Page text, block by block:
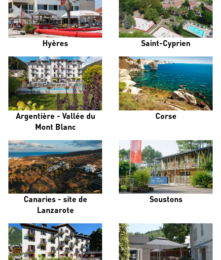
Hyères Saint-Cyprien
Argentière - Vallée du
Mont Blanc
Corse
Canaries - site de
Lanzarote
Soustons